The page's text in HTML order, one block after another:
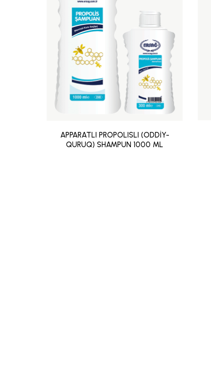
APPARATLI PROPOLISLI (ODDİY-
QURUQ) SHAMPUN 1000 ML